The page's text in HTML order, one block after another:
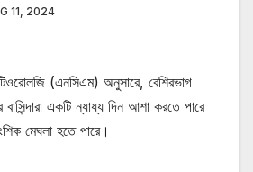
11, 2024
(এনসিএম) অনুসারে, বেশিরভাগ
একটি ন্যায্য দিন আশা করতে পারে
মেঘলা হতে পারে।